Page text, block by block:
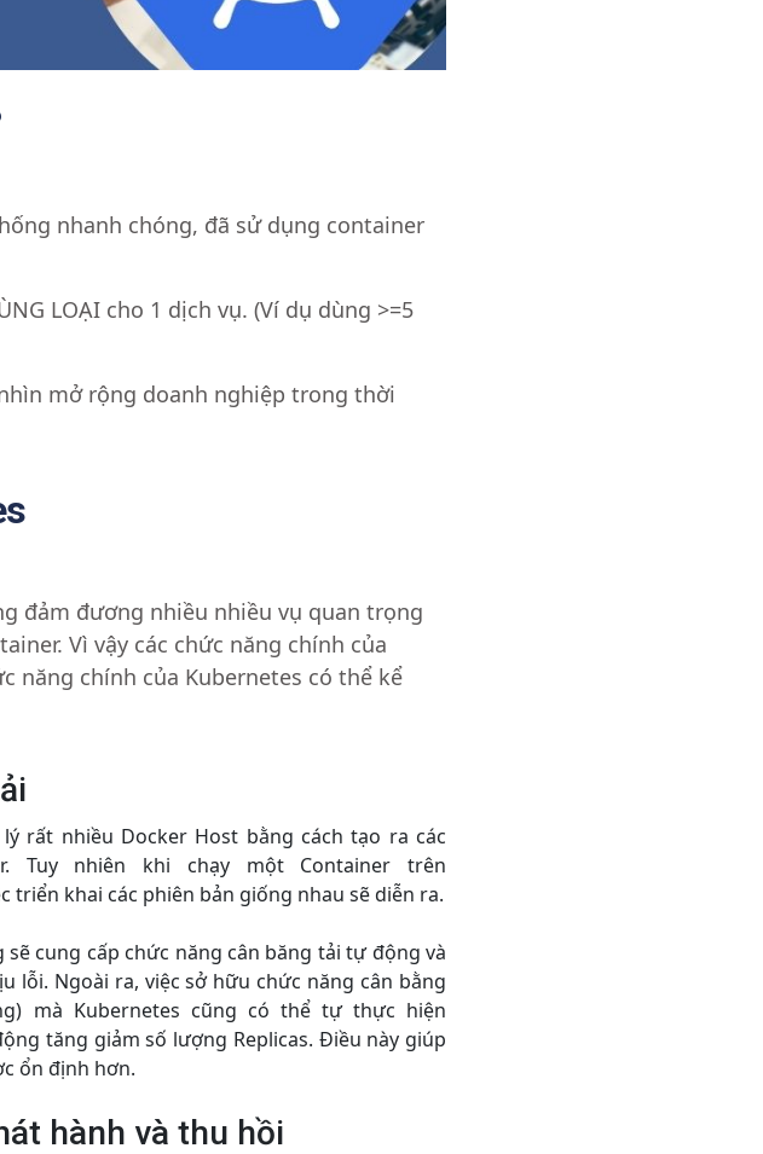
nhanh chóng, đã sử dụng container
LOẠI cho 1 dịch vụ. (Ví dụ dùng >=5
mở rộng doanh nghiệp trong thời
đảm đương nhiều nhiều vụ quan trọng
Vì vậy các chức năng chính của
năng chính của Kubernetes có thể kể
rất nhiều Docker Host bằng cách tạo ra các
Tuy nhiên khi chạy một Container trên
triển khai các phiên bản giống nhau sẽ diễn ra.
sẽ cung cấp chức năng cân băng tải tự động và
lỗi. Ngoài ra, việc sở hữu chức năng cân bằng
mà Kubernetes cũng có thể tự thực hiện
tăng giảm số lượng Replicas. Điều này giúp
ổn định hơn.
hành và thu hồi